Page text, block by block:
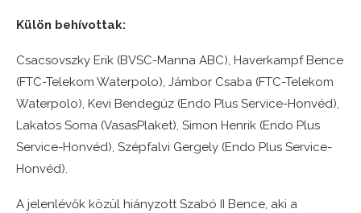
Külön behívottak:
Csacsovszky Erik (BVSC-Manna ABC), Haverkampf Bence
(FTC-Telekom Waterpolo), Jámbor Csaba (FTC-Telekom
Waterpolo), Kevi Bendegúz (Endo Plus Service-Honvéd),
Lakatos Soma (VasasPlaket), Simon Henrik (Endo Plus
Service-Honvéd), Szépfalvi Gergely (Endo Plus Service-
Honvéd).
A jelenlévők közül hiányzott Szabó II Bence, aki a